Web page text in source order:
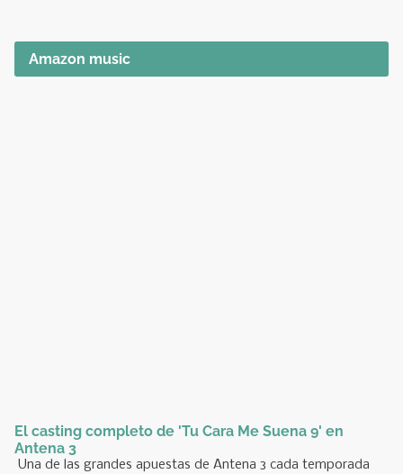
Amazon music
El casting completo de 'Tu Cara Me Suena 9' en
Antena 3
Una de las grandes apuestas de Antena 3 cada temporada